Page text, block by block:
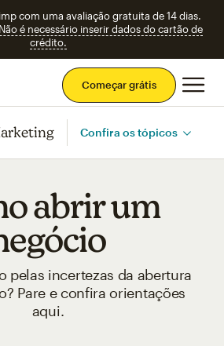
com uma avaliação gratuita de 14 dias.
é necessário inserir dados do cartão de
crédito.
Começar grátis
Confira os tópicos
abrir um
pelas incertezas da abertura
Pare e confira orientações
aqui.